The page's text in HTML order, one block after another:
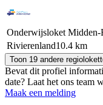
Onderwijsloket Midden-
Rivierenland10.4 km
Toon 19 andere
Bevat dit profiel
date? Laat het ons team
Maak een melding